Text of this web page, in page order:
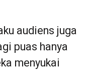
audiens juga
puas hanya
menyukai